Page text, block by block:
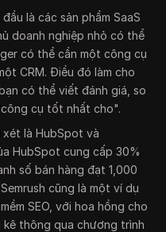
là các sản phẩm SaaS
doanh nghiệp nhỏ có thể
có thể cần một công cụ
CRM. Điều đó làm cho
có thể viết đánh giá, so
cụ tốt nhất cho".
là HubSpot và
HubSpot cung cấp 30%
số bán hàng đạt 1,000
cũng là một ví dụ
SEO, với hoa hồng cho
thông qua chương trình